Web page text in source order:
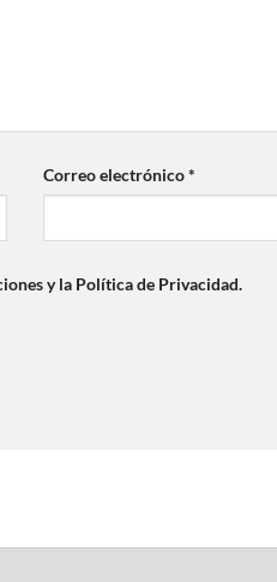
Correo electrónico*
y la Política de Privacidad.